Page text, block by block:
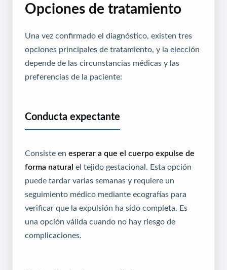
Opciones de tratamiento
Una vez confirmado el diagnóstico, existen tres
opciones principales de tratamiento, y la elección
depende de las circunstancias médicas y las
preferencias de la paciente:
Conducta expectante
Consiste en esperar a que el cuerpo expulse de
forma natural el tejido gestacional. Esta opción
puede tardar varias semanas y requiere un
seguimiento médico mediante ecografías para
verificar que la expulsión ha sido completa. Es
una opción válida cuando no hay riesgo de
complicaciones.